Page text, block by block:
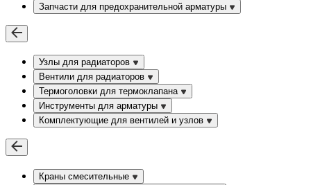
Запчасти для предохранительной арматуры
Узлы для радиаторов
Вентили для радиаторов
Термоголовки для термоклапана
Инструменты для арматуры
Комплектующие для вентилей и узлов
Краны смесительные